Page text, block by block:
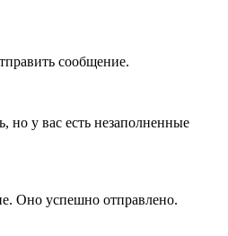
сообщение.
но у вас есть незаполненные
Оно успешно отправлено.